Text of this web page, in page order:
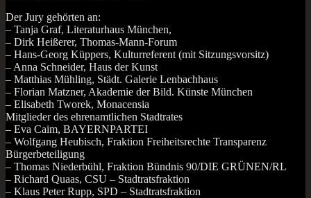
Der Jury gehör­ten an:
– Tan­ja Graf, Lite­ra­tur­haus München,
– Dirk Hei­ße­rer, Thomas-Mann-Forum
– Hans-Georg Küp­pers, Kul­tur­re­fe­rent (mit Sitzungsvorsitz)
– Anna Schnei­der, Haus der Kunst
– Mat­thi­as Müh­ling, Städt. Gale­rie Lenbachhaus
– Flo­ri­an Matz­ner, Aka­de­mie der Bild. Küns­te München
– Eli­sa­beth Two­rek, Monacensia
Mit­glie­der des ehren­amt­li­chen Stadtrates
– Eva Caim, BAYERNPARTEI
– Wolf­gang Heu­bisch, Frak­ti­on Frei­heits­rech­te Trans­pa­renz
Bürgerbeteiligung
– Tho­mas Nie­der­bühl, Frak­ti­on Bünd­nis 90/DIE GRÜNEN/RL
– Richard Quaas, CSU – Stadtratsfraktion
– Klaus Peter Rupp, SPD – Stadtratsfraktion